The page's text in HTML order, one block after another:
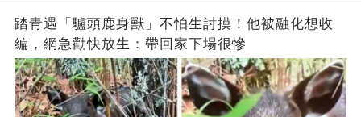
踏青遇「驢頭鹿身獸」不怕生討摸！他被融化想收
編，網急勸快放生：帶回家下場很慘